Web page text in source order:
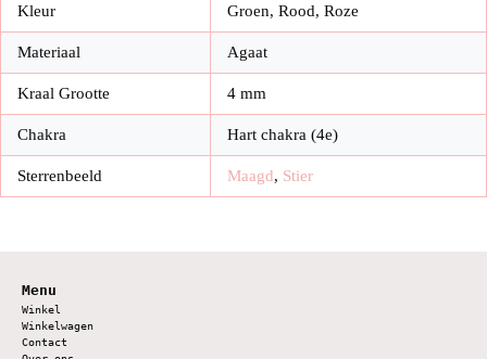
Kleur Groen, Rood, Roze
Materiaal Agaat
Kraal Grootte 4 mm
Chakra Hart chakra (4e)
Sterrenbeeld Maagd, Stier
Menu
Winkel
Winkelwagen
Contact